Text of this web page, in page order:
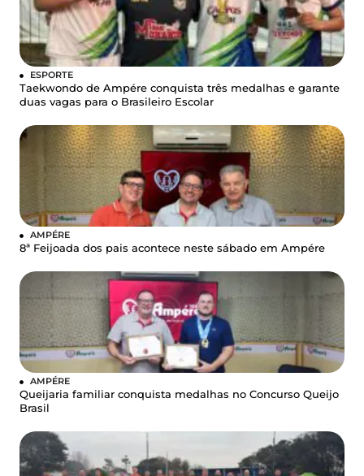
ESPORTE
Taekwondo de Ampére conquista três medalhas e garante
duas vagas para o Brasileiro Escolar
AMPÉRE
8ª Feijoada dos pais acontece neste sábado em Ampére
AMPÉRE
Queijaria familiar conquista medalhas no Concurso Queijo
Brasil